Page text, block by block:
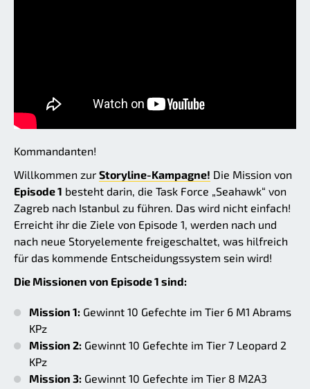
Kommandanten!
Willkommen zur Storyline-Kampagne! Die Mission von
Episode 1 besteht darin, die Task Force „Seahawk“ von
Zagreb nach Istanbul zu führen. Das wird nicht einfach!
Erreicht ihr die Ziele von Episode 1, werden nach und
nach neue Storyelemente freigeschaltet, was hilfreich
für das kommende Entscheidungssystem sein wird!
Die Missionen von Episode 1 sind:
Mission 1: Gewinnt 10 Gefechte im Tier 6 M1 Abrams
KPz
Mission 2: Gewinnt 10 Gefechte im Tier 7 Leopard 2
KPz
Mission 3: Gewinnt 10 Gefechte im Tier 8 M2A3